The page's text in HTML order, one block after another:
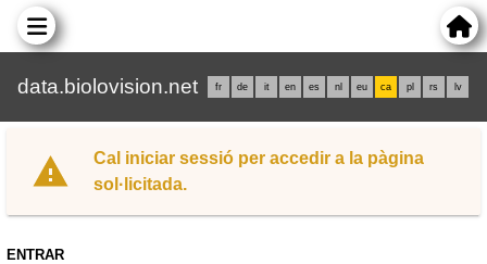
data.biolovision.net fr de it en es nl eu ca pl rs lv
Cal iniciar sessió per accedir a la pàgina
sol·licitada.
ENTRAR